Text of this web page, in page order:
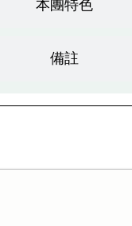
本團特色
備註